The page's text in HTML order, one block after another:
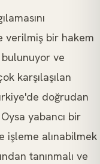
verilmiş bir hakem
ve
karşılaşılan
doğrudan
yabancı bir
işleme alınabilmek
tanınmalı ve